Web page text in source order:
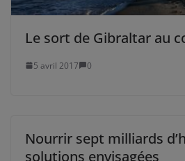
Le sort de Gibraltar au
5 avril 2017 0
Nourrir sept milliards
solutions envisagées